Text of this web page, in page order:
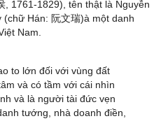
, 1761-1829), tên thật là Nguyễn
Hán: 阮文瑞)à một danh
Nam.
to lớn đối với vùng đất
và có tầm với cái nhìn
và là người tài đức vẹn
tướng, nhà doanh điền,